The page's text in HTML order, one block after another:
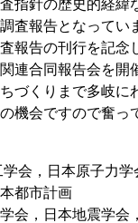
指針の歴史的経緯
査報告となってい
報告の刊行を記念
連合同報告会を開
づくりまで多岐に
機会ですので奮っ
会，日本原子力学
都市計画
会，日本地震学会